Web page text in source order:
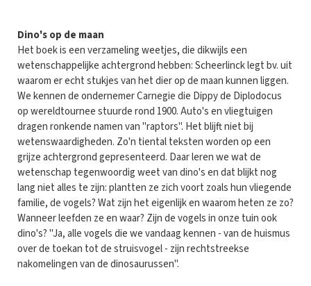
Dino's op de maan
Het boek is een verzameling weetjes, die dikwijls een
wetenschappelijke achtergrond hebben: Scheerlinck legt bv. uit
waarom er echt stukjes van het dier op de maan kunnen liggen.
We kennen de ondernemer Carnegie die Dippy de Diplodocus
op wereldtournee stuurde rond 1900. Auto's en vliegtuigen
dragen ronkende namen van "raptors". Het blijft niet bij
wetenswaardigheden. Zo'n tiental teksten worden op een
grijze achtergrond gepresenteerd. Daar leren we wat de
wetenschap tegenwoordig weet van dino's en dat blijkt nog
lang niet alles te zijn: plantten ze zich voort zoals hun vliegende
familie, de vogels? Wat zijn het eigenlijk en waarom heten ze zo?
Wanneer leefden ze en waar? Zijn de vogels in onze tuin ook
dino's? "Ja, alle vogels die we vandaag kennen - van de huismus
over de toekan tot de struisvogel - zijn rechtstreekse
nakomelingen van de dinosaurussen".